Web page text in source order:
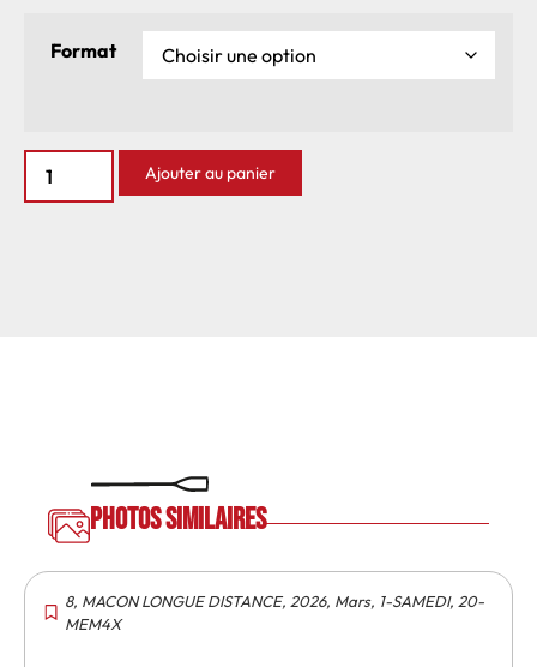
Format
Ajouter au panier
Photos similaires
8, MACON LONGUE DISTANCE, 2026, Mars, 1-SAMEDI, 20-
MEM4X